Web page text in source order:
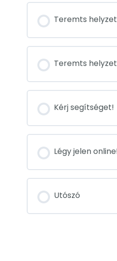
Teremts
Teremts
Kérj segítséget!
Légy jelen
Utószó